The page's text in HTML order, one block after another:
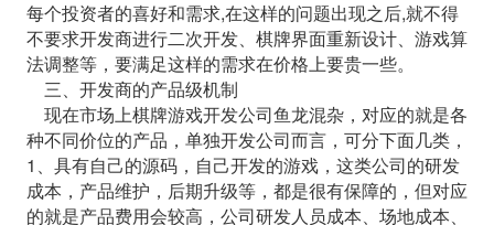
每个投资者的喜好和需求,在这样的问题出现之后,就不得
不要求开发商进行二次开发、棋牌界面重新设计、游戏算
法调整等，要满足这样的需求在价格上要贵一些。
三、开发商的产品级机制
现在市场上棋牌游戏开发公司鱼龙混杂，对应的就是各
种不同价位的产品，单独开发公司而言，可分下面几类，
1、具有自己的源码，自己开发的游戏，这类公司的研发
成本，产品维护，后期升级等，都是很有保障的，但对应
的就是产品费用会较高，公司研发人员成本、场地成本、